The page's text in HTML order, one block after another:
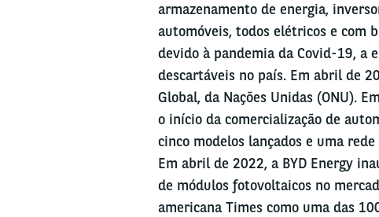
armazenamento de energia,
automóveis, todos elétricos e com
devido à pandemia da Covid-19, a
descartáveis no país. Em abril de
Global, da Nações Unidas (ONU).
o início da comercialização de
cinco modelos lançados e uma
Em abril de 2022, a BYD Energy
de módulos fotovoltaicos no
americana Times como uma das